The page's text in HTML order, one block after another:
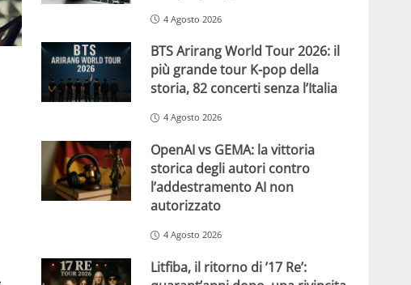
4 Agosto 2026
BTS Arirang World Tour 2026: il
più grande tour K-pop della
storia, 82 concerti senza l’Italia
4 Agosto 2026
OpenAI vs GEMA: la vittoria
storica degli autori contro
l’addestramento AI non
autorizzato
4 Agosto 2026
Litfiba, il ritorno di ’17 Re’: